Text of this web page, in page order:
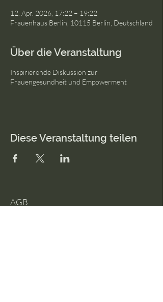
12. Apr. 2026, 17:22 – 19:22
Frauenhaus Berlin, 10115 Berlin, Deutschland
Über die Veranstaltung
Inspirierende Diskussion zur
Frauengesundheit und Empowerment
Diese Veranstaltung teilen
AGB